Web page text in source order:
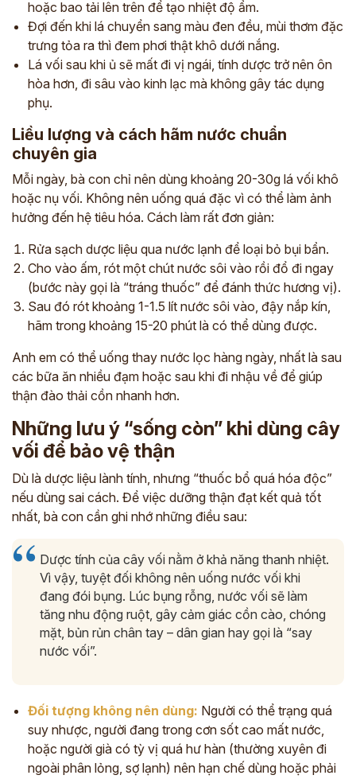
hoặc bao tải lên trên để tạo nhiệt độ ẩm.
Đợi đến khi lá chuyển sang màu đen đều, mùi thơm đặc
trưng tỏa ra thì đem phơi thật khô dưới nắng.
Lá vối sau khi ủ sẽ mất đi vị ngái, tính dược trở nên ôn
hòa hơn, đi sâu vào kinh lạc mà không gây tác dụng
phụ.
Liều lượng và cách hãm nước chuẩn
chuyên gia
Mỗi ngày, bà con chỉ nên dùng khoảng 20-30g lá vối khô
hoặc nụ vối. Không nên uống quá đặc vì có thể làm ảnh
hưởng đến hệ tiêu hóa. Cách làm rất đơn giản:
Rửa sạch dược liệu qua nước lạnh để loại bỏ bụi bẩn.
Cho vào ấm, rót một chút nước sôi vào rồi đổ đi ngay
(bước này gọi là “tráng thuốc” để đánh thức hương vị).
Sau đó rót khoảng 1-1.5 lít nước sôi vào, đậy nắp kín,
hãm trong khoảng 15-20 phút là có thể dùng được.
Anh em có thể uống thay nước lọc hàng ngày, nhất là sau
các bữa ăn nhiều đạm hoặc sau khi đi nhậu về để giúp
thận đào thải cồn nhanh hơn.
Những lưu ý “sống còn” khi dùng cây
vối để bảo vệ thận
Dù là dược liệu lành tính, nhưng “thuốc bổ quá hóa độc”
nếu dùng sai cách. Để việc dưỡng thận đạt kết quả tốt
nhất, bà con cần ghi nhớ những điều sau:
Dược tính của cây vối nằm ở khả năng thanh nhiệt.
Vì vậy, tuyệt đối không nên uống nước vối khi
đang đói bụng. Lúc bụng rỗng, nước vối sẽ làm
tăng nhu động ruột, gây cảm giác cồn cào, chóng
mặt, bủn rủn chân tay – dân gian hay gọi là “say
nước vối”.
Đối tượng không nên dùng: Người có thể trạng quá
suy nhược, người đang trong cơn sốt cao mất nước,
hoặc người già có tỳ vị quá hư hàn (thường xuyên đi
ngoài phân lỏng, sợ lạnh) nên hạn chế dùng hoặc phải